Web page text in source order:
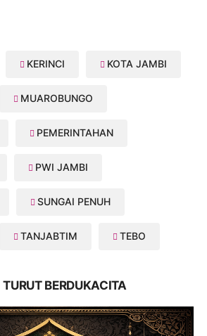
KERINCI KOTA JAMBI
MUAROBUNGO
PEMERINTAHAN
PWI JAMBI
SUNGAI PENUH
TANJABTIM TEBO
BERDUKACITA